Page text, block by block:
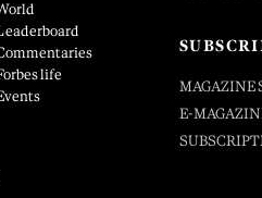
life
MAGAZINE
E-